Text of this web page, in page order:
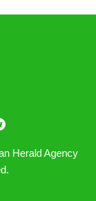
Herald Agency